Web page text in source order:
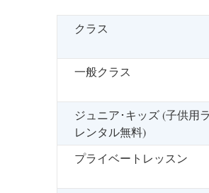
クラス
一般クラス
ジュニア･キッズ (子供用
レンタル無料)
プライベートレッスン